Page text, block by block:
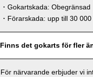
・Gokartskada: Obegränsad
・Förarskada: upp till 30
Finns det gokarts för fler
För närvarande erbjuder vi